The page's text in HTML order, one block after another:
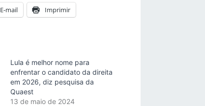
E-mail Imprimir
Lula é melhor nome para
enfrentar o candidato da direita
em 2026, diz pesquisa da
Quaest
13 de maio de 2024